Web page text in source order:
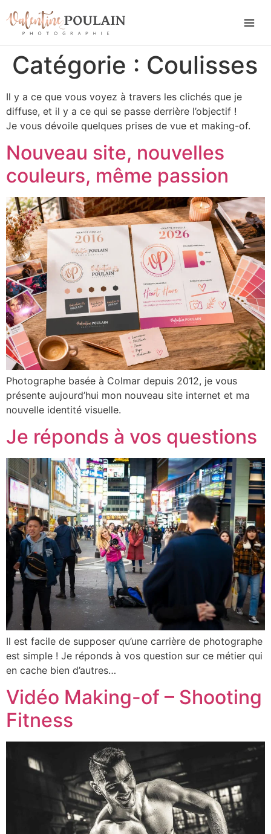
Catégorie : Coulisses
Il y a ce que vous voyez à travers les clichés que je
diffuse, et il y a ce qui se passe derrière l’objectif !
Je vous dévoile quelques prises de vue et making-of.
Nouveau site, nouvelles
couleurs, même passion
Photographe basée à Colmar depuis 2012, je vous
présente aujourd’hui mon nouveau site internet et ma
nouvelle identité visuelle.
Je réponds à vos questions
Il est facile de supposer qu’une carrière de photographe
est simple ! Je réponds à vos question sur ce métier qui
en cache bien d’autres…
Vidéo Making-of – Shooting
Fitness